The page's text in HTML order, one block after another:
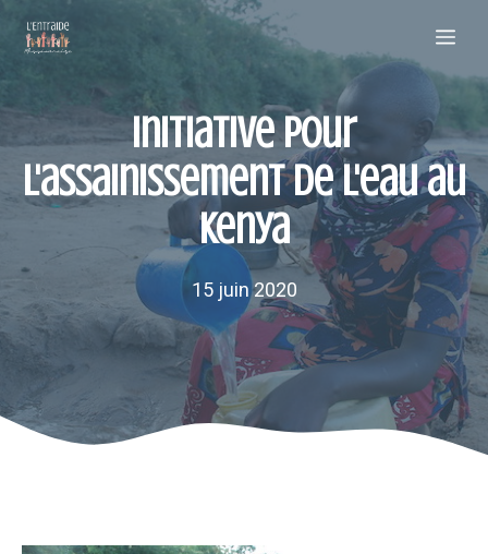
Initiative pour
l'assainissement de l'eau au
Kenya
15 juin 2020